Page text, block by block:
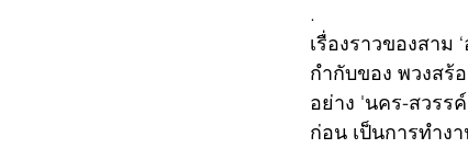
.
เรื่องราวของสาม
กำกับของ พวงสร้
อย่าง 'นคร-สวรร
ก่อน เป็นการทำ